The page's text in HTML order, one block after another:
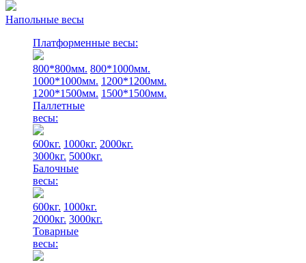
Напольные весы
Платформенные весы:
800*800мм. 800*1000мм.
1000*1000мм. 1200*1200мм.
1200*1500мм. 1500*1500мм.
Паллетные
весы:
600кг. 1000кг. 2000кг.
3000кг. 5000кг.
Балочные
весы:
600кг. 1000кг.
2000кг. 3000кг.
Товарные
весы: